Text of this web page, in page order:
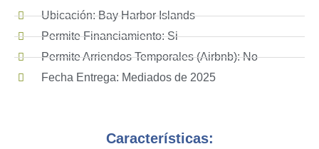
Ubicación: Bay Harbor Islands
Permite Financiamiento: Si
Permite Arriendos Temporales (Airbnb): No
Fecha Entrega: Mediados de 2025
Características: